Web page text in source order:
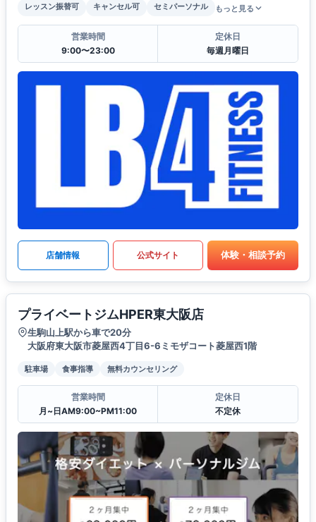
レッスン振替可
キャンセル可 セミパーソナル もっと見る
営業時間
9:00〜23:00
定休日
毎週月曜日
店舗情報 公式サイト 体験・相談予約
プライベートジムHPER東大阪店
生駒山上駅から車で20分
大阪府東大阪市菱屋西4丁目6-6ミモザコート菱屋西1階
駐車場 食事指導 無料カウンセリング
営業時間
月~日AM9:00~PM11:00
定休日
不定休